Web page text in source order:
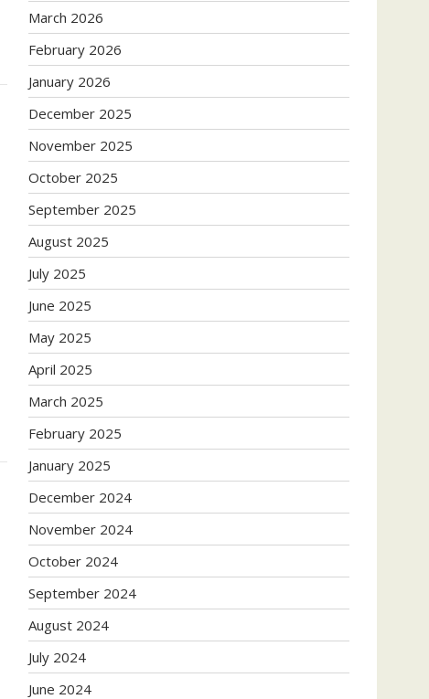
March 2026
February 2026
January 2026
December 2025
November 2025
October 2025
September 2025
August 2025
July 2025
June 2025
May 2025
April 2025
March 2025
February 2025
January 2025
December 2024
November 2024
October 2024
September 2024
August 2024
July 2024
June 2024